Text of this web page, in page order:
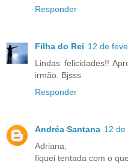
Responder
Filha do Rei 12 de
Lindas felicidades!!
irmão. Bjsss
Responder
Andréa Santana 12 de
Adriana,
fiquei tentada com o